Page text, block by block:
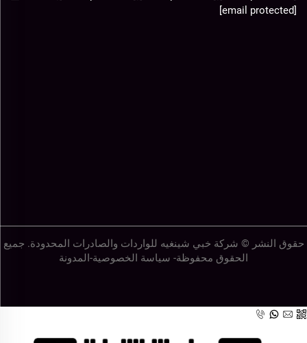
[email protected]
حقوق النشر © شركة خبي شينغيه للواردات والصادرات المحدودة. جميع
الحقوق محفوظة- سياسة الخصوصية-المدونة